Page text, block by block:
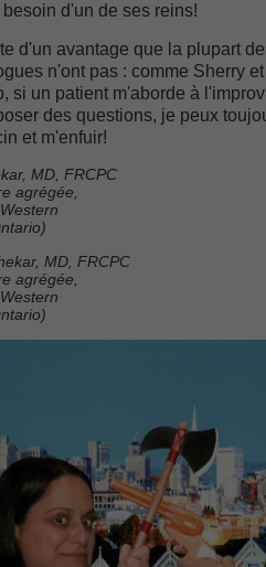
d'un de ses reins!
d'un avantage que la plupart
n'ont pas : comme Sherry
si un patient m'aborde à
des questions, je peux
et m'enfuir!
MD, FRCPC
agrégée,
MD, FRCPC
agrégée,